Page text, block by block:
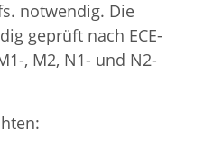
notwendig. Die
geprüft nach ECE-
, M2, N1- und N2-